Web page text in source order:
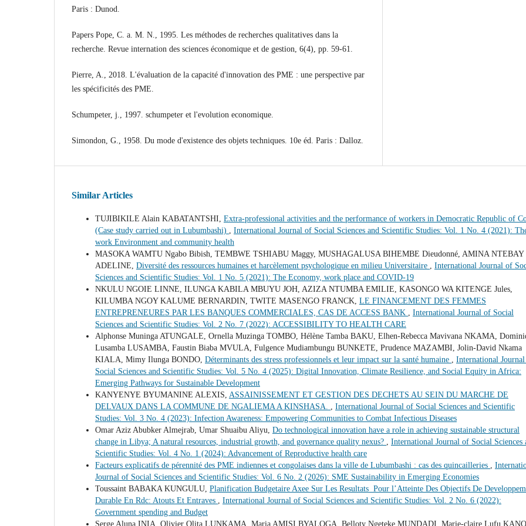
Paris : Dunod.
Papers Pope, C. a. M. N., 1995. Les méthodes de recherches qualitatives dans la
recherche. Revue internation des sciences économique et de gestion, 6(4), pp. 59-61.
Pierre, A., 2018. L'évaluation de la capacité d'innovation des PME : une perspective par
les spécificités des PME.
Schumpeter, j., 1997. schumpeter et l'evolution economique.
Simondon, G., 1958. Du mode d'existence des objets techniques. 10e éd. Paris : Dalloz.
Similar Articles
TUJIBIKILE Alain KABATANTSHI, Extra-professional activities and the performance of workers in Democratic Republic of
(Case study carried out in Lubumbashi) , International Journal of Social Sciences and Scientific Studies: Vol. 1 No. 4 (2021):
work Environment and community health
MASOKA WAMTU Ngabo Bibish, TEMBWE TSHIABU Maggy, MUSHAGALUSA BIHEMBE Dieudonné, AMINA NTEBAY
ADELINE, Diversité des ressources humaines et harcèlement psychologique en milieu Universitaire , International Journal of
Sciences and Scientific Studies: Vol. 1 No. 5 (2021): The Economy, work place and COVID-19
NKULU NGOIE LINNE, ILUNGA KABILA MBUYU JOH, AZIZA NTUMBA EMILIE, KASONGO WA KITENGE Jules,
KILUMBA NGOY KALUME BERNARDIN, TWITE MASENGO FRANCK, LE FINANCEMENT DES FEMMES
ENTREPRENEURES PAR LES BANQUES COMMERCIALES, CAS DE ACCESS BANK , International Journal of Social
Sciences and Scientific Studies: Vol. 2 No. 7 (2022): ACCESSIBILITY TO HEALTH CARE
Alphonse Muninga ATUNGALE, Ornella Muzinga TOMBO, Hélène Tamba BAKU, Elhen-Rebecca Mavivana NKAMA,
Lusamba LUSAMBA, Faustin Biaba MVULA, Fulgence Mudiambungu BUNKETE, Prudence MAZAMBI, Jolin-David Nkama
KIALA, Mimy Ilunga BONDO, Déterminants des stress professionnels et leur impact sur la santé humaine , International
Social Sciences and Scientific Studies: Vol. 5 No. 4 (2025): Digital Innovation, Climate Resilience, and Social Equity in Africa:
Emerging Pathways for Sustainable Development
KANYENYE BYUMANINE ALEXIS, ASSAINISSEMENT ET GESTION DES DECHETS AU SEIN DU MARCHE DE
DELVAUX DANS LA COMMUNE DE NGALIEMA A KINSHASA. , International Journal of Social Sciences and Scientific
Studies: Vol. 3 No. 4 (2023): Infection Awareness: Empowering Communities to Combat Infectious Diseases
Omar Aziz Abubker Almejrab, Umar Shuaibu Aliyu, Do technological innovation have a role in achieving sustainable structural
change in Libya; A natural resources, industrial growth, and governance quality nexus? , International Journal of Social Sciences
Scientific Studies: Vol. 4 No. 1 (2024): Advancement of Reproductive health care
Facteurs explicatifs de pérennité des PME indiennes et congolaises dans la ville de Lubumbashi : cas des quincailleries ,
Journal of Social Sciences and Scientific Studies: Vol. 6 No. 2 (2026): SME Sustainability in Emerging Economies
Toussaint BABAKA KUNGULU, Planification Budgetaire Axee Sur Les Resultats Pour l’Atteinte Des Objectifs De
Durable En Rdc: Atouts Et Entraves , International Journal of Social Sciences and Scientific Studies: Vol. 2 No. 6 (2022):
Government spending and Budget
Serge Aluna INIA, Olivier Olita LUNKAMA, Maria AMISI BYALOGA, Belloty Ngeteke MUNDADI, Marie-claire Lufu